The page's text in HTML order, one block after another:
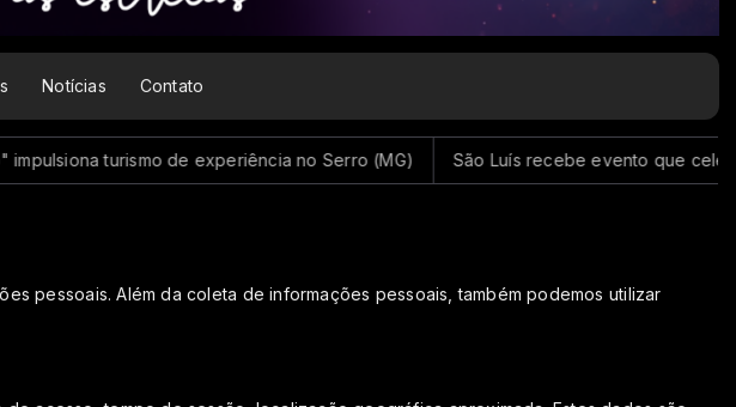
Notícias Contato
turismo de experiência no Serro (MG) São Luís recebe evento que celebra
pessoais. Além da coleta de informações pessoais, também podemos utilizar